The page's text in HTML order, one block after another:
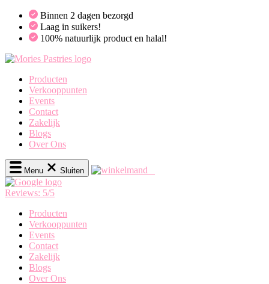
Binnen 2 dagen bezorgd
Laag in suikers!
100% natuurlijk product en halal!
Producten
Verkooppunten
Events
Contact
Zakelijk
Blogs
Over Ons
Menu Sluiten
Reviews: 5/5
Producten
Verkooppunten
Events
Contact
Zakelijk
Blogs
Over Ons